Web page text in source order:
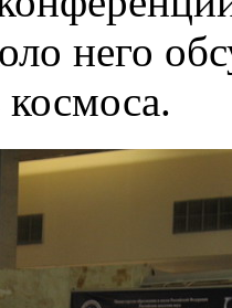
него